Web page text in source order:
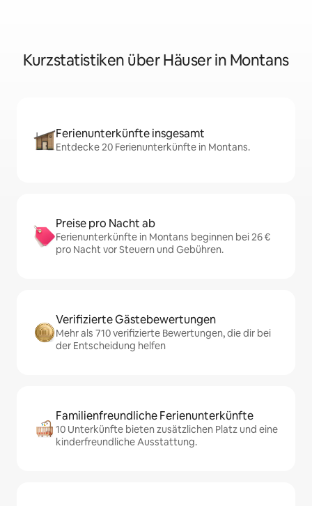
Kurzstatistiken über Häuser in Montans
Ferienunterkünfte insgesamt
Entdecke 20 Ferienunterkünfte in Montans.
Preise pro Nacht ab
Ferienunterkünfte in Montans beginnen bei 26 €
pro Nacht vor Steuern und Gebühren.
Verifizierte Gästebewertungen
Mehr als 710 verifizierte Bewertungen, die dir bei
der Entscheidung helfen
Familienfreundliche Ferienunterkünfte
10 Unterkünfte bieten zusätzlichen Platz und eine
kinderfreundliche Ausstattung.